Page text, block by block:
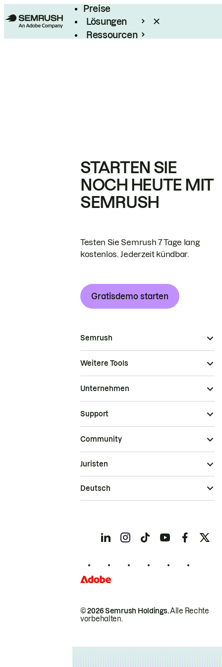
Preise
Lösungen
Ressourcen
STARTEN SIE
NOCH HEUTE MIT
SEMRUSH
Testen Sie Semrush 7 Tage lang
kostenlos. Jederzeit kündbar.
Gratisdemo starten
Semrush
Weitere Tools
Unternehmen
Support
Community
© 2026 Semrush Holdings.Alle Rechte
vorbehalten.
Juristen
Deutsch